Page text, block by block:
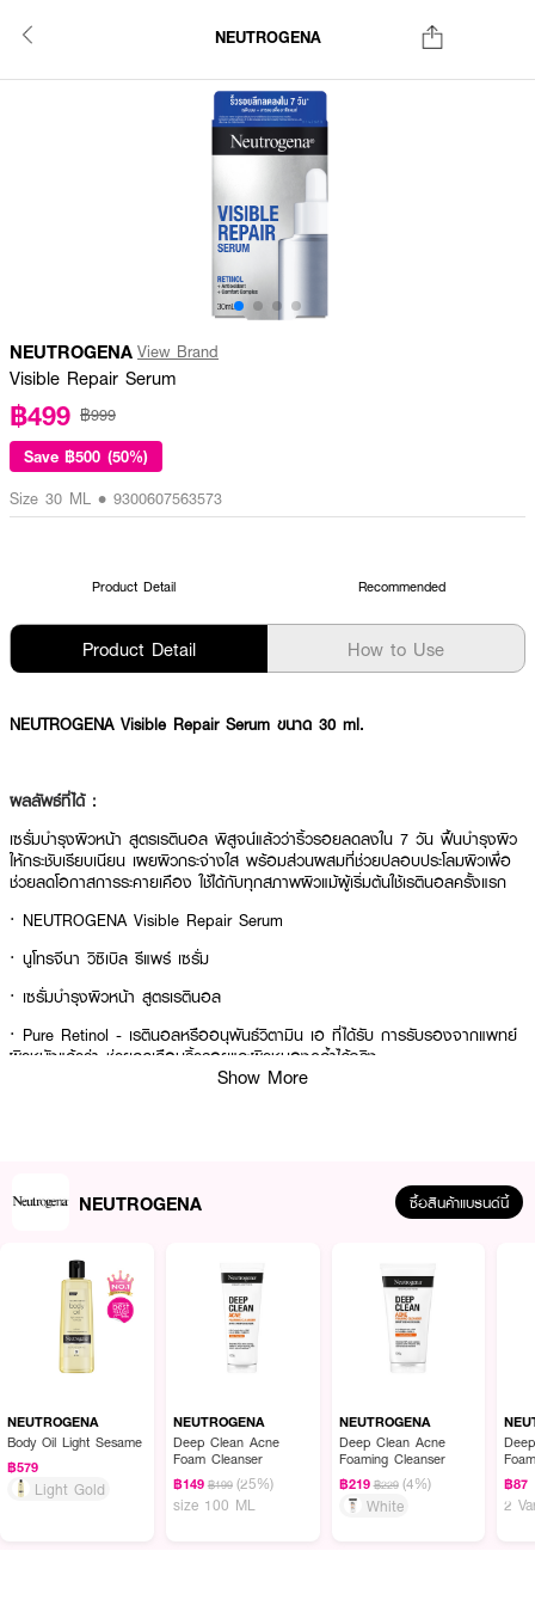
NEUTROGENA
NEUTROGENA View Brand
Visible Repair Serum
฿499 ฿999
Save ฿500 (50%)
Size 30 ML • 9300607563573
Product Detail Recommended
Product Detail How to Use
NEUTROGENA Visible Repair Serum ขนาด 30 ml.
ผลลัพธ์ที่ได้ :
เซรั่มบำรุงผิวหน้า สูตรเรตินอล พิสูจน์แล้วว่าริ้วรอยลดลงใน 7 วัน ฟื้นบำรุงผิว
ให้กระชับเรียบเนียน เผยผิวกระจ่างใส พร้อมส่วนผสมที่ช่วยปลอบประโลมผิวเพื่อ
ช่วยลดโอกาสการระคายเคือง ใช้ได้กับทุกสภาพผิวแม้ผู้เริ่มต้นใช้เรตินอลครั้งแรก
· NEUTROGENA Visible Repair Serum
· นูโทรจีนา วิซิเบิล รีแพร์ เซรั่ม
· เซรั่มบำรุงผิวหน้า สูตรเรตินอล
· Pure Retinol - เรตินอลหรืออนุพันธ์วิตามิน เอ ที่ได้รับ การรับรองจากแพทย์
ผิวหนังแล้วว่า ช่วยลดเลือนริ้วรอยและผิวหมองคล้ำได้จริง
หยดเซรั่ม 1-2 หยดลงบนฝ่ามือและนวดเบาๆให้ทั่วใบหน้าและลําคอที่สะอาดและตาม
ด้วยมอยส์เจอร์ไรเซอร์ และใช้คู่กับครีมกันแดดที่มีค่า SPF ตั้งแต่ SPF30 ขึ้นไป
เป็นประจํา ทุกวันในขณะที่มีการใช้เรตินอล
Show More
NEUTROGENA ซื้อสินค้าแบรนด์นี้
NEUTROGENA
Body Oil Light Sesame
฿579
Light Gold
NEUTROGENA
Deep Clean Acne
Foam Cleanser
฿149 ฿199 (25%)
size 100 ML
NEUTROGENA
Deep Clean Acne
Foaming Cleanser
฿219 ฿229 (4%)
White
฿87
2